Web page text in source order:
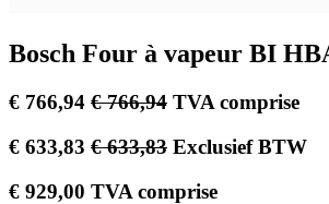
Bosch Four à vapeur BI
€ 766,94 €766,94 TVA comprise
€ 633,83 €633,83 Exclusief BTW
€ 929,00 TVA comprise